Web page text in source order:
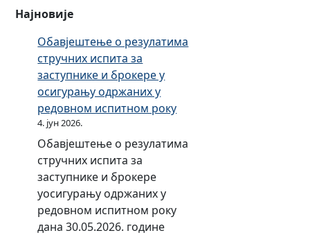
с
а
с
ј
е
н
и
ц
е
С
а
љ
у
ч
а
к
а
о
к
р
у
г
Најновије
Обавјештење о резулатима
стручних испита за
заступнике и брокере у
осигурању одржаних у
редовном испитном року
4. јун 2026.
Обавјештење о резулатима
стручних испита за
заступнике и брокере
уосигурању одржаних у
редовном испитном року
дана 30.05.2026. године